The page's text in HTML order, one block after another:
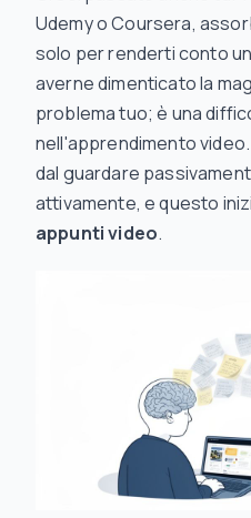
Udemy o Coursera,
solo per renderti conto
averne dimenticato la
problema tuo; è una
nell'apprendimento
dal guardare
attivamente, e questo
appunti video.